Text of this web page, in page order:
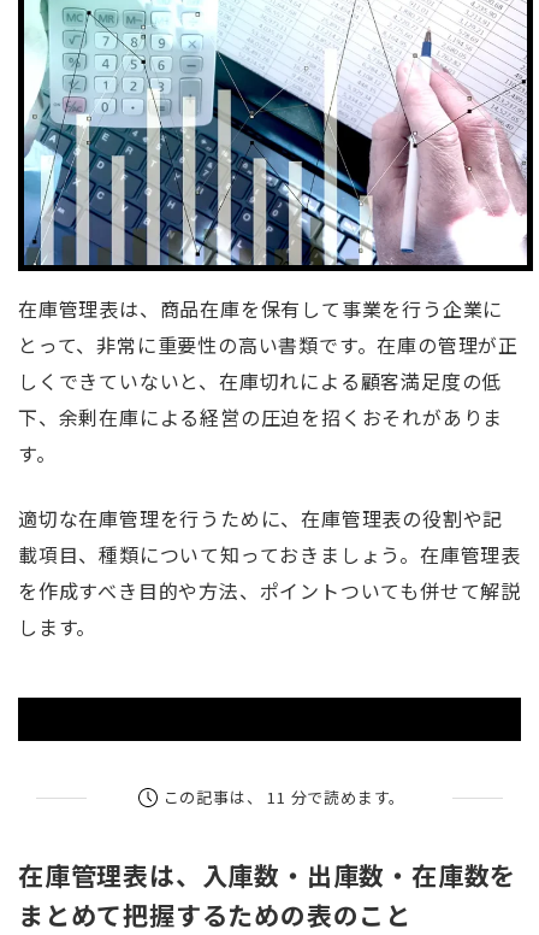
在庫管理表は、商品在庫を保有して事業を行う企業に
とって、非常に重要性の高い書類です。在庫の管理が正
しくできていないと、在庫切れによる顧客満足度の低
下、余剰在庫による経営の圧迫を招くおそれがありま
す。
適切な在庫管理を行うために、在庫管理表の役割や記
載項目、種類について知っておきましょう。在庫管理表
を作成すべき目的や方法、ポイントついても併せて解説
します。
この記事は、 11 分で読めます。
在庫管理表は、入庫数・出庫数・在庫数を
まとめて把握するための表のこと